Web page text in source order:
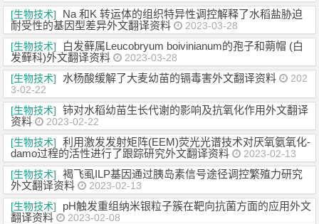
[生物技术]
Na 和K 转运体的组织特异性调控解释了水稻盐胁迫
耐受性的基因型差异外文翻译资料
2023-03-28
[生物技术]
白发藓属Leucobryum boivinianum的孢子和蒴帽 (白
发藓科)外文翻译资料
2023-03-28
[生物技术]
水杨酸缓解了大麦幼苗的镉毒害外文翻译资料
202
3-02-22
[生物技术]
铈对水稻幼苗生长代谢的影响及抗氧化作用外文翻译
资料
2023-02-22
[生物技术]
利用激发发射矩阵(EEM)荧光光谱技术对厌氧氨氧化-
damo过程的活性进行了跟踪研究外文翻译资料
2023-02-13
[生物技术]
褐飞虱ILP基因通过胰岛素信号途径调控繁殖力研究
外文翻译资料
2023-02-13
[生物技术]
pH触发重组纳米银粒子簇在靶向抗菌方面的应用外文
翻译资料
2023-02-08